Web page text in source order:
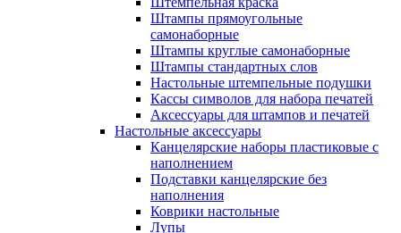
Штампы прямоугольные
самонаборные
Штампы круглые самонаборные
Штампы стандартных слов
Настольные штемпельные подушки
Кассы символов для набора печатей
Аксессуары для штампов и печатей
Настольные аксессуары
Канцелярские наборы пластиковые с
наполнением
Подставки канцелярские без
наполнения
Коврики настольные
Лупы